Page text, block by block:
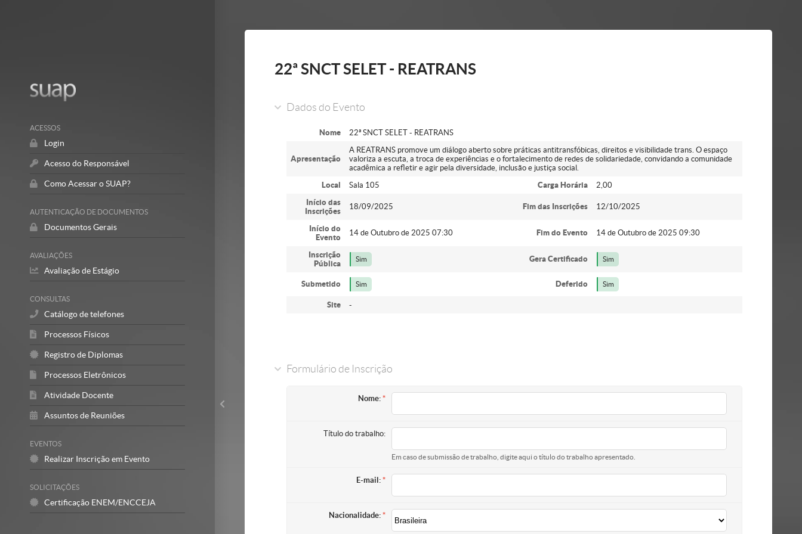
ACESSOS
Login
Acesso do Responsável
Como Acessar o SUAP?
AUTENTICAÇÃO DE DOCUMENTOS
Documentos Gerais
AVALIAÇÕES
Avaliação de Estágio
CONSULTAS
Catálogo de telefones
Processos Físicos
Registro de Diplomas
Processos Eletrônicos
Atividade Docente
Assuntos de Reuniões
EVENTOS
Realizar Inscrição em Evento
SOLICITAÇÕES
Certificação ENEM/ENCCEJA
22ª SNCT SELET - REATRANS
Dados do Evento
Nome 22ª SNCT SELET - REATRANS
Apresentação
A REATRANS promove um diálogo aberto sobre práticas antitransfóbicas, direitos e visibilidade trans. O espaço
valoriza a escuta, a troca de experiências e o fortalecimento de redes de solidariedade, convidando a comunidade
acadêmica a refletir e agir pela diversidade, inclusão e justiça social.
Local
Sala 105 Carga Horária
2,00
Início das
Inscrições
18/09/2025 Fim das Inscrições 12/10/2025
Início do
Evento
14 de Outubro de 2025 07:30 Fim do Evento 14 de Outubro de 2025 09:30
Inscrição
Pública
Sim Gera Certificado Sim
Submetido Sim Deferido Sim
Site -
Formulário de Inscrição
Nome:
Título do trabalho:
Em caso de submissão de trabalho, digite aqui o título do trabalho apresentado.
E-mail:
Nacionalidade: